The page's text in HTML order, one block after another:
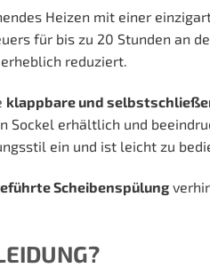
Heizen mit einer
für bis zu 20 Stunden an
reduziert.
klappbare und
Sockel erhältlich und
ein und ist leicht zu
Scheibenspülung